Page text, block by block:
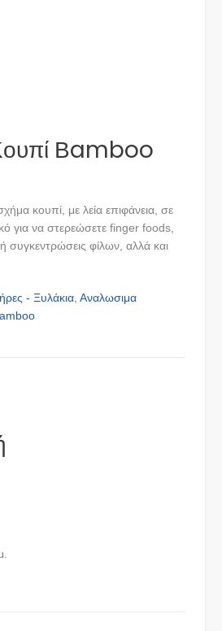
Βamboo
κουπί, με λεία επιφάνεια, σε
για να στερεώσετε finger foods,
συγκεντρώσεις φίλων, αλλά και
- Ξυλάκια, Αναλωσιμα